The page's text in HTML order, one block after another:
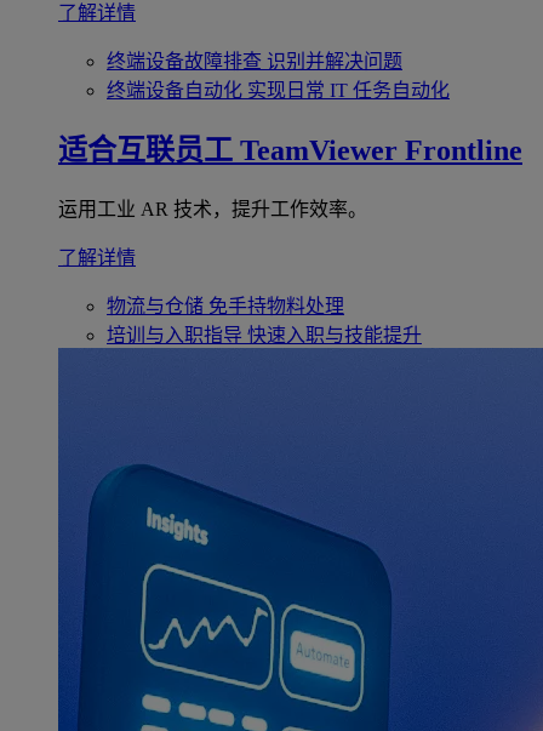
了解详情
终端设备故障排查 识别并解决问题
终端设备自动化 实现日常 IT 任务自动化
适合互联员工 TeamViewer Frontline
运用工业 AR 技术，提升工作效率。
了解详情
物流与仓储 免手持物料处理
培训与入职指导 快速入职与技能提升